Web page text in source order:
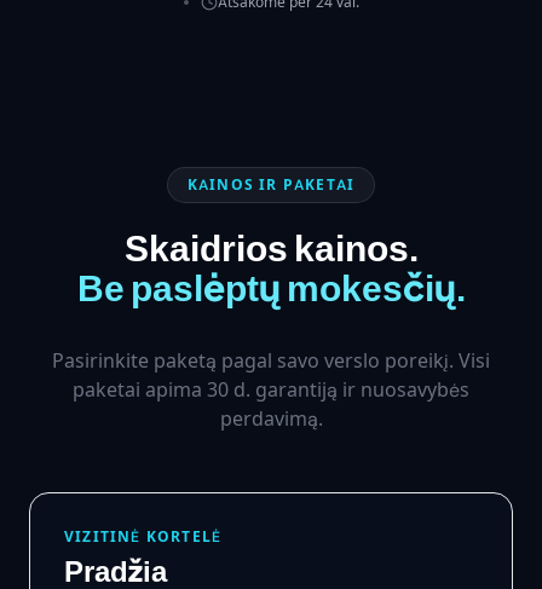
KAINOS IR PAKETAI
Skaidrios kainos.
Be paslėptų mokesčių.
Pasirinkite paketą pagal savo verslo poreikį. Visi
paketai apima 30 d. garantiją ir nuosavybės
perdavimą.
VIZITINĖ KORTELĖ
Pradžia